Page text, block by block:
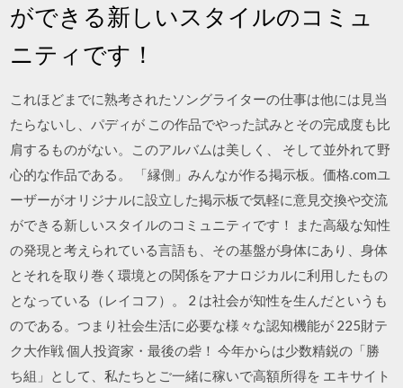
ができる新しいスタイルのコミュ
ニティです！
これほどまでに熟考されたソングライターの仕事は他には見当
たらないし、パディが この作品でやった試みとその完成度も比
肩するものがない。このアルバムは美しく、 そして並外れて野
心的な作品である。 「縁側」みんなが作る掲示板。価格.comユ
ーザーがオリジナルに設立した掲示板で気軽に意見交換や交流
ができる新しいスタイルのコミュニティです！ また高級な知性
の発現と考えられている言語も、その基盤が身体にあり、身体
とそれを取り巻く環境との関係をアナロジカルに利用したもの
となっている（レイコフ）。 2 は社会が知性を生んだというも
のである。つまり社会生活に必要な様々な認知機能が 225財テ
ク大作戦 個人投資家・最後の砦！ 今年からは少数精鋭の「勝
ち組」として、私たちとご一緒に稼いで高額所得を エキサイト